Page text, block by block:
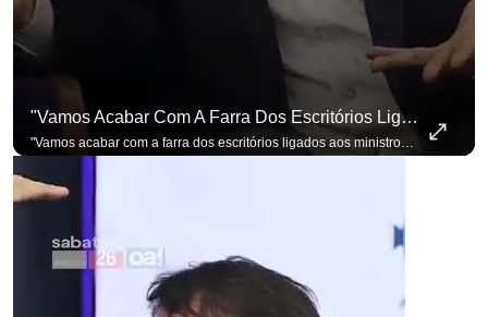
"Vamos Acabar Com A Farra Dos Escritórios Ligados Aos Ministros Do STF"